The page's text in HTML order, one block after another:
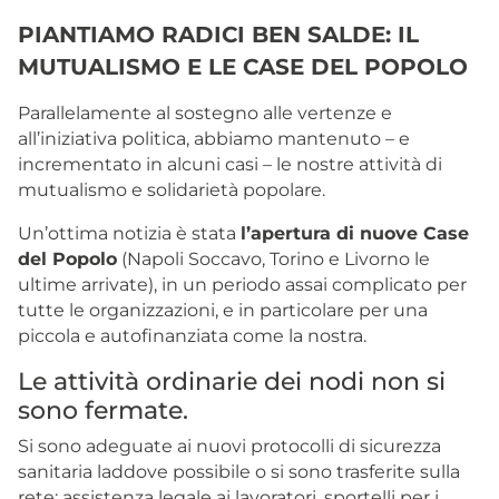
PIANTIAMO RADICI BEN SALDE: IL
MUTUALISMO E LE CASE DEL POPOLO
Parallelamente al sostegno alle vertenze e
all’iniziativa politica, abbiamo mantenuto – e
incrementato in alcuni casi – le nostre attività di
mutualismo e solidarietà popolare.
Un’ottima notizia è stata l’apertura di nuove Case
del Popolo (Napoli Soccavo, Torino e Livorno le
ultime arrivate), in un periodo assai complicato per
tutte le organizzazioni, e in particolare per una
piccola e autofinanziata come la nostra.
Le attività ordinarie dei nodi non si
sono fermate.
Si sono adeguate ai nuovi protocolli di sicurezza
sanitaria laddove possibile o si sono trasferite sulla